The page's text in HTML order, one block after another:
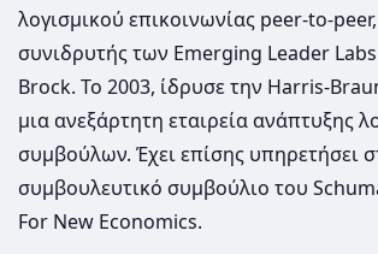
λογισμικού επικοινωνίας peer-to-
συνιδρυτής των Emerging Leader Labs
Brock. Το 2003, ίδρυσε την Harris-
μια ανεξάρτητη εταιρεία ανάπτυξης
συμβούλων. Έχει επίσης υπηρετήσει
συμβουλευτικό συμβούλιο του
For New Economics.